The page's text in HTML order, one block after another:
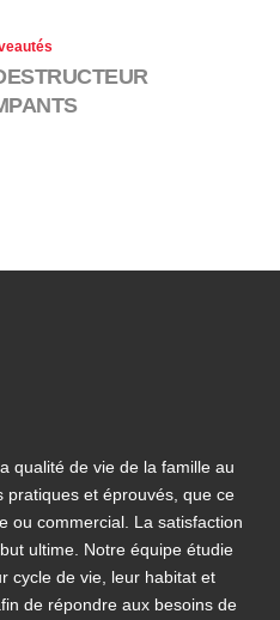
qualité de vie de la famille au
pratiques et éprouvés, que ce
ou commercial. La satisfaction
ultime. Notre équipe étudie
cycle de vie, leur habitat et
de répondre aux besoins de